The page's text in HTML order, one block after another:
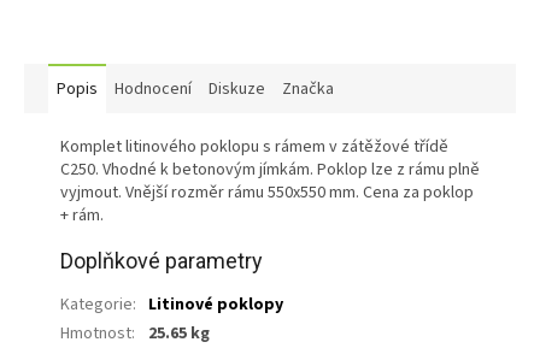
Popis Hodnocení Diskuze Značka
Komplet litinového poklopu s rámem v zátěžové třídě
C250. Vhodné k betonovým jímkám. Poklop lze z rámu plně
vyjmout. Vnější rozměr rámu 550x550 mm. Cena za poklop
+ rám.
Doplňkové parametry
Kategorie: Litinové poklopy
Hmotnost:
25.65 kg